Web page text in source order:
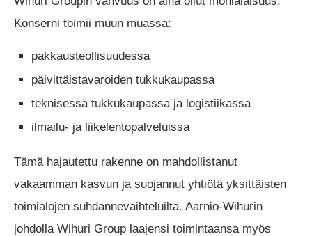
Konserni toimii muun muassa:
pakkausteollisuudessa
päivittäistavaroiden tukkukaupassa
teknisessä tukkukaupassa ja logistiikassa
ilmailu- ja liikelentopalveluissa
Tämä hajautettu rakenne on mahdollistanut
vakaamman kasvun ja suojannut yhtiötä yksittäisten
toimialojen suhdannevaihteluilta. Aarnio-Wihurin
johdolla Wihuri Group laajensi toimintaansa myös